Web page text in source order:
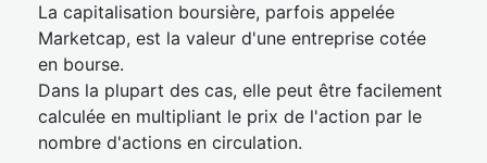
La capitalisation boursière, parfois appelée
Marketcap, est la valeur d'une entreprise cotée
en bourse.
Dans la plupart des cas, elle peut être facilement
calculée en multipliant le prix de l'action par le
nombre d'actions en circulation.